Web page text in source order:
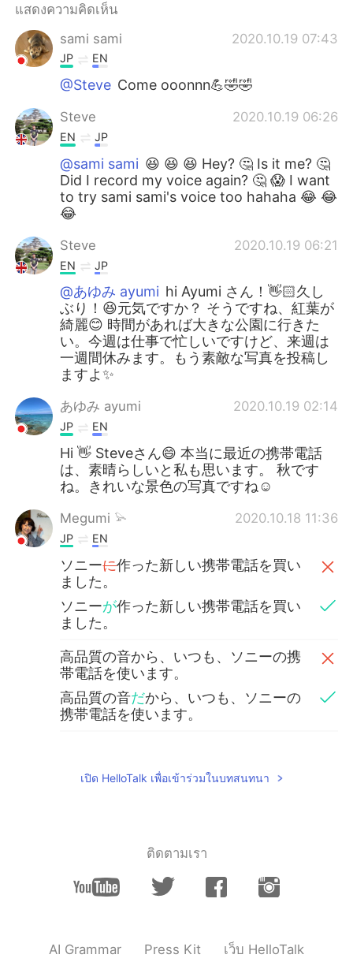
แสดงความคิดเห็น
sami sami
2020.10.19 07:43
JP EN
@Steve Come ooonnn💪🤣🤣
Steve 2020.10.19 06:26
EN JP
@sami sami 😆 😆 😆 Hey? 🤔 Is it me? 🤔
Did I record my voice again? 🤔 😱 I want
to try sami sami's voice too hahaha 😂 😂
😂
Steve 2020.10.19 06:21
EN JP
@あゆみ ayumi hi Ayumi さん！👋🏻久し
ぶり！😆元気ですか？ そうですね、紅葉が
綺麗😊 時間があれば大きな公園に行きた
い。今週は仕事で忙しいですけど、来週は
一週間休みます。もう素敵な写真を投稿し
ますよ✨
あゆみ ayumi 2020.10.19 02:14
JP EN
Hi 👋 Steveさん😄 本当に最近の携帯電話
は、素晴らしいと私も思います。 秋です
ね。きれいな景色の写真ですね☺
Megumi 𓅫 2020.10.18 11:36
JP EN
ソニーに作った新しい携帯電話を買い
ました。
ソニーが作った新しい携帯電話を買い
ました。
高品質の音から、いつも、ソニーの携
帯電話を使います。
高品質の音だから、いつも、ソニーの
携帯電話を使います。
新しいカメラ
So.. I want to try it again with Steve’s
sami sami
เปิด HelloTalk เพื่อเข้าร่วมในบทสนทนา
ติดตามเรา
AI Grammar Press Kit เว็บ HelloTalk